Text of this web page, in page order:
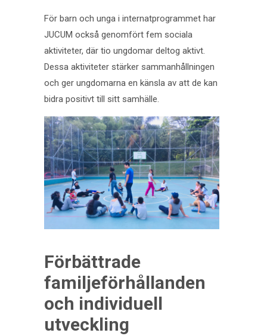
För barn och unga i internatprogrammet har
JUCUM också genomfört fem sociala
aktiviteter, där tio ungdomar deltog aktivt.
Dessa aktiviteter stärker sammanhållningen
och ger ungdomarna en känsla av att de kan
bidra positivt till sitt samhälle.
Förbättrade
familjeförhållanden
och individuell
utveckling